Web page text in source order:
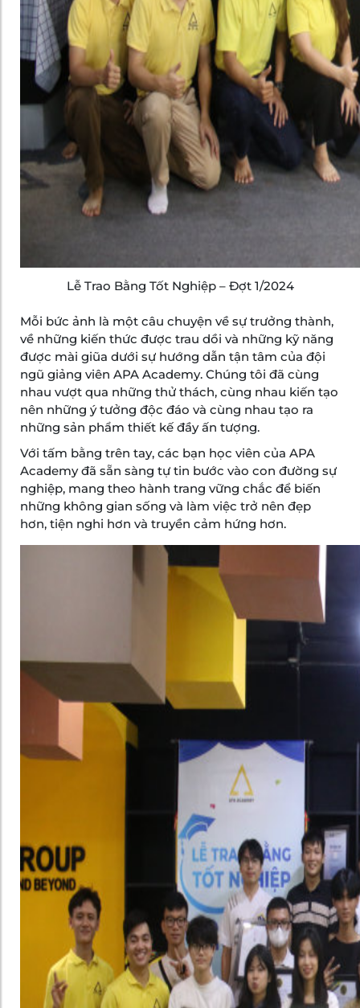
Lễ Trao Bằng Tốt Nghiệp – Đợt 1/2024
Mỗi bức ảnh là một câu chuyện về sự trưởng thành,
về những kiến thức được trau dồi và những kỹ năng
được mài giũa dưới sự hướng dẫn tận tâm của đội
ngũ giảng viên APA Academy. Chúng tôi đã cùng
nhau vượt qua những thử thách, cùng nhau kiến tạo
nên những ý tưởng độc đáo và cùng nhau tạo ra
những sản phẩm thiết kế đầy ấn tượng.
Với tấm bằng trên tay, các bạn học viên của APA
Academy đã sẵn sàng tự tin bước vào con đường sự
nghiệp, mang theo hành trang vững chắc để biến
những không gian sống và làm việc trở nên đẹp
hơn, tiện nghi hơn và truyền cảm hứng hơn.